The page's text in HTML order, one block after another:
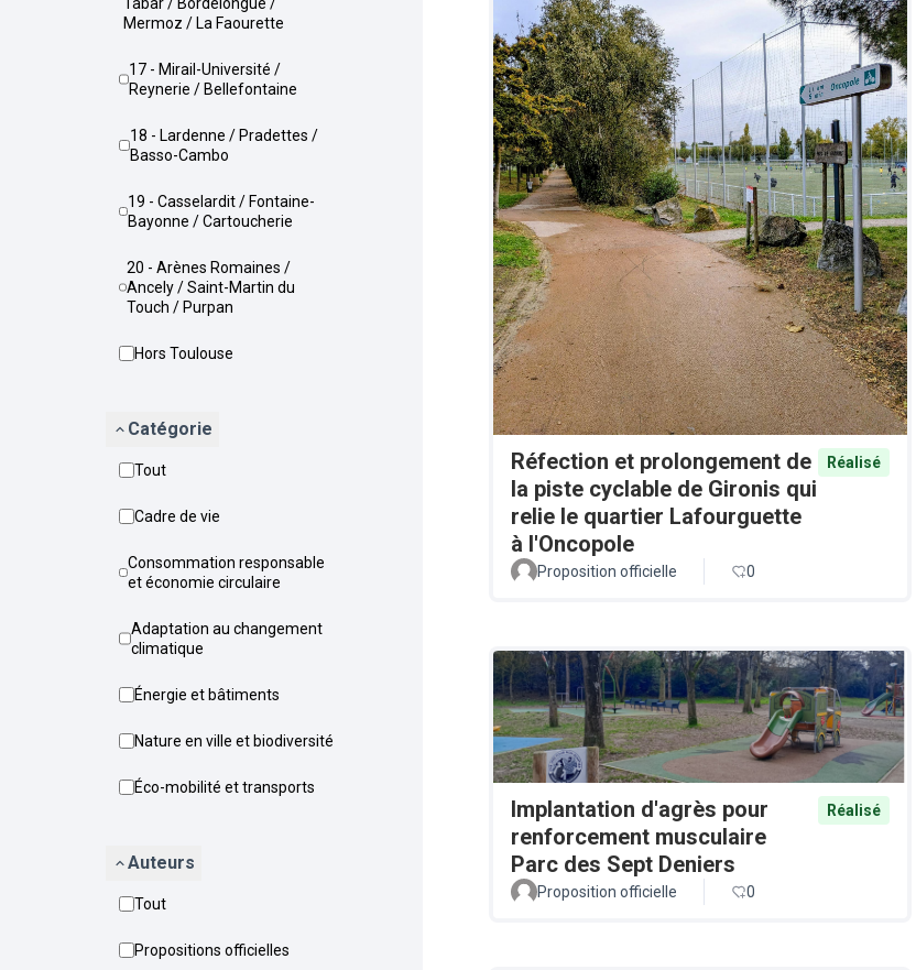
Mermoz / La Faourette
17 - Mirail-Université /
Reynerie / Bellefontaine
18 - Lardenne / Pradettes /
Basso-Cambo
19 - Casselardit / Fontaine-
Bayonne / Cartoucherie
20 - Arènes Romaines /
Ancely / Saint-Martin du
Touch / Purpan
Hors Toulouse
Catégorie
Tout
Cadre de vie
Consommation responsable
et économie circulaire
Adaptation au changement
climatique
Énergie et bâtiments
Nature en ville et biodiversité
Éco-mobilité et transports
Auteurs
Tout
Propositions officielles
Réfection et prolongement de
la piste cyclable de Gironis qui
relie le quartier Lafourguette
à l'Oncopole
Réalisé
Proposition officielle 0
Implantation d'agrès pour
renforcement musculaire
Parc des Sept Deniers
Réalisé
Proposition officielle 0